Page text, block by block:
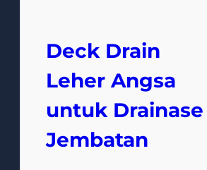
Deck Drain
Leher Angsa
untuk Drainase
Jembatan